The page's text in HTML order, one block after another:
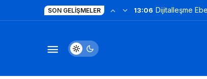
SON GELIŞMELER 13:06 Dijitalleşme